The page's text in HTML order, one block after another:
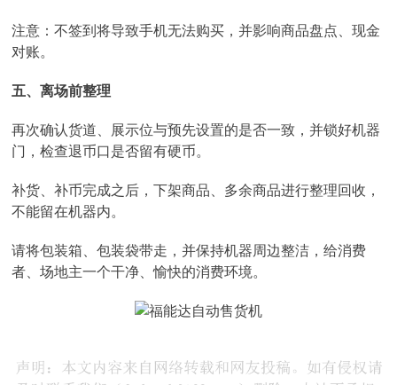
注意：不签到将导致手机无法购买，并影响商品盘点、现金
对账。
五、离场前整理
再次确认货道、展示位与预先设置的是否一致，并锁好机器
门，检查退币口是否留有硬币。
补货、补币完成之后，下架商品、多余商品进行整理回收，
不能留在机器内。
请将包装箱、包装袋带走，并保持机器周边整洁，给消费
者、场地主一个干净、愉快的消费环境。